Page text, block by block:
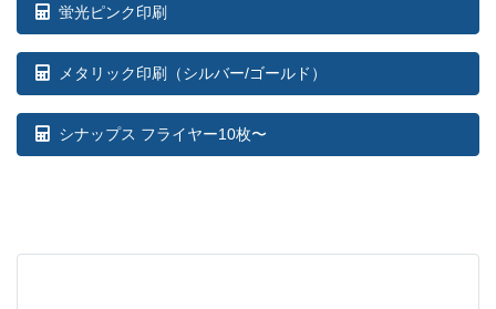
蛍光ピンク印刷
メタリック印刷（シルバー/ゴールド）
シナップス フライヤー10枚〜